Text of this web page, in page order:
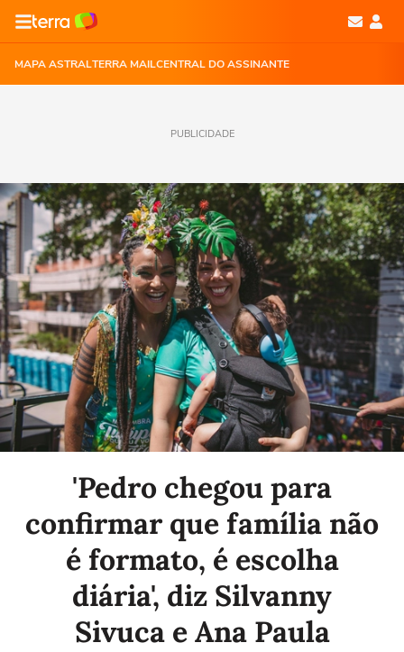
MAPA ASTRALTERRA MAILCENTRAL DO ASSINANTE
PUBLICIDADE
'Pedro chegou para
confirmar que família não
é formato, é escolha
diária', diz Silvanny
Sivuca e Ana Paula